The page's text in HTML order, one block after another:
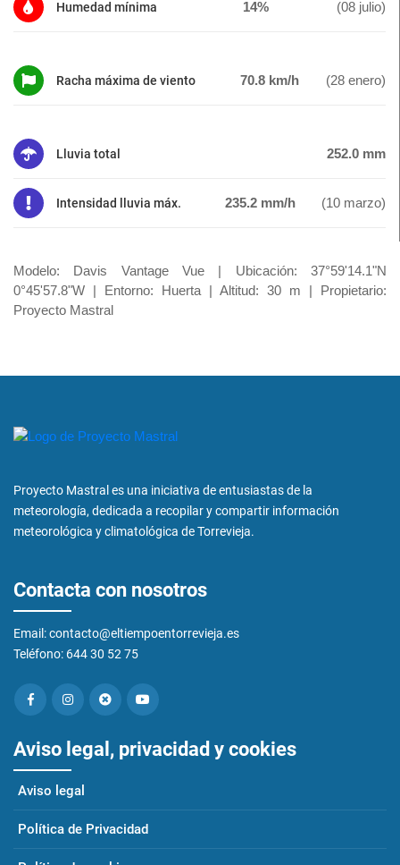
Humedad mínima 14% (08 julio)
Racha máxima de viento 70.8 km/h (28 enero)
Lluvia total 252.0 mm
Intensidad lluvia máx. 235.2 mm/h (10 marzo)
Modelo: Davis Vantage Vue | Ubicación: 37°59'14.1"N
0°45'57.8"W | Entorno: Huerta | Altitud: 30 m | Propietario:
Proyecto Mastral
Proyecto Mastral es una iniciativa de entusiastas de la
meteorología, dedicada a recopilar y compartir información
meteorológica y climatológica de Torrevieja.
Contacta con nosotros
Email: contacto@eltiempoentorrevieja.es
Teléfono: 644 30 52 75
Aviso legal, privacidad y cookies
Aviso legal
Política de Privacidad